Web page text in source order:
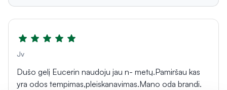
Jv
Dušo gelį Eucerin naudoju jau n- metų.Pamiršau kas
yra odos tempimas,pleiskanavimas.Mano oda brandi.